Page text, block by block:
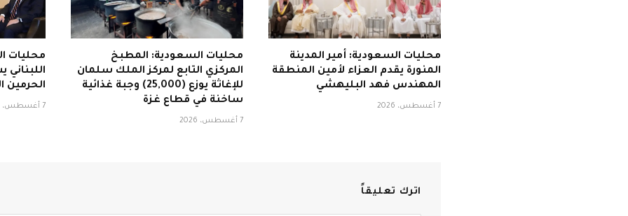
محليات السعودية: أمير المدينة
المنورة يقدم العزاء لأمين المنطقة
المهندس فهد البليهشي
7 أغسطس، 2026
محليات السعودية: المطبخ
المركزي التابع لمركز الملك سلمان
للإغاثة يوزع (25,000) وجبة غذائية
ساخنة في قطاع غزة
7 أغسطس، 2026
محليات
الحرمين
7 أغسطس، 2026
اترك تعليقاً